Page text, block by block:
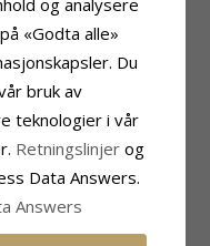
Lager:
Ca. 5-10 Hverdager
OGSÅ
og analysere
«Godta alle»
Du
bruk av
teknologier i vår
Retningslinjer og
Data Answers.
Answers